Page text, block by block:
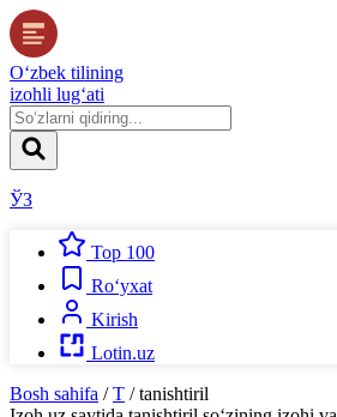
O‘zbek tilining
izohli lug‘ati
ЎЗ
Top 100
Ro‘yxat
Kirish
Lotin.uz
Bosh sahifa / T / tanishtiril